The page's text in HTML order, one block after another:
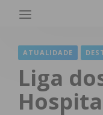
ATUALIDADE
Liga